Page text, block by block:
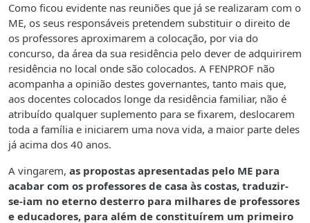
Como ficou evidente nas reuniões que já se realizaram com o
ME, os seus responsáveis pretendem substituir o direito de
os professores aproximarem a colocação, por via do
concurso, da área da sua residência pelo dever de adquirirem
residência no local onde são colocados. A FENPROF não
acompanha a opinião destes governantes, tanto mais que,
aos docentes colocados longe da residência familiar, não é
atribuído qualquer suplemento para se fixarem, deslocarem
toda a família e iniciarem uma nova vida, a maior parte deles
já acima dos 40 anos.
A vingarem, as propostas apresentadas pelo ME para
acabar com os professores de casa às costas, traduzir-
se-iam no eterno desterro para milhares de professores
e educadores, para além de constituírem um primeiro